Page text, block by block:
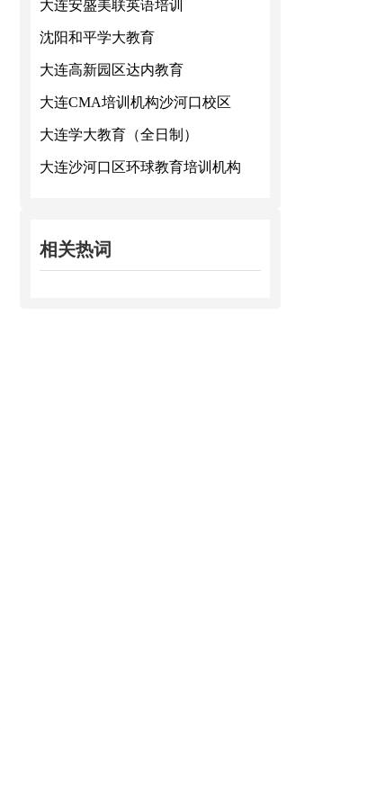
大连安盛美联英语培训
沈阳和平学大教育
大连高新园区达内教育
大连CMA培训机构沙河口校区
大连学大教育（全日制）
大连沙河口区环球教育培训机构
相关热词